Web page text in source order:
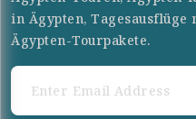
in Ägypten, Tagesausflüge
Ägypten-Tourpakete.